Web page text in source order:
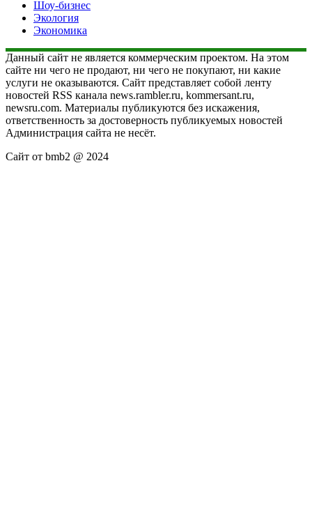
Шоу-бизнес
Экология
Экономика
Данный сайт не является коммерческим проектом. На этом
сайте ни чего не продают, ни чего не покупают, ни какие
услуги не оказываются. Сайт представляет собой ленту
новостей RSS канала news.rambler.ru, kommersant.ru,
newsru.com. Материалы публикуются без искажения,
ответственность за достоверность публикуемых новостей
Администрация сайта не несёт.
Сайт от bmb2 @ 2024